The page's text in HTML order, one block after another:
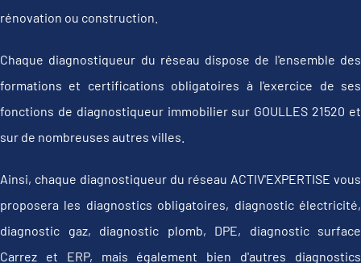
rénovation ou construction.
Chaque diagnostiqueur du réseau dispose de l'ensemble des
formations et certifications obligatoires à l'exercice de ses
fonctions de diagnostiqueur immobilier sur GOULLES 21520 et
sur de nombreuses autres villes.
Ainsi, chaque diagnostiqueur du réseau ACTIV'EXPERTISE vous
proposera les diagnostics obligatoires, diagnostic électricité,
diagnostic gaz, diagnostic plomb, DPE, diagnostic surface
Carrez et ERP, mais également bien d'autres diagnostics